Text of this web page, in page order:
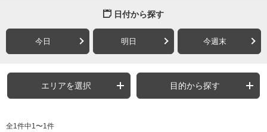
日付から探す
今日 明日 今週末
エリアを選択 目的から探す
全1件中1〜1件